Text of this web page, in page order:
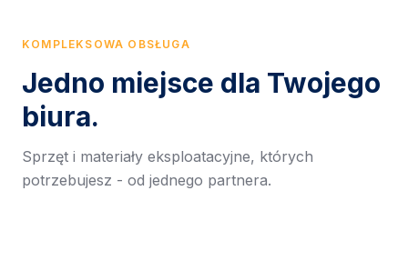
KOMPLEKSOWA OBSŁUGA
Jedno miejsce dla Twojego
biura.
Sprzęt i materiały eksploatacyjne, których
potrzebujesz - od jednego partnera.